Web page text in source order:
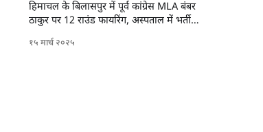
हिमाचल के बिलासपुर में पूर्व कांग्रेस MLA बंबर
ठाकुर पर 12 राउंड फायरिंग, अस्पताल में भर्ती।
घटना ने राजनीतिक हलकों में हड़कंप मचा
दिया।
१५ मार्च २०२५